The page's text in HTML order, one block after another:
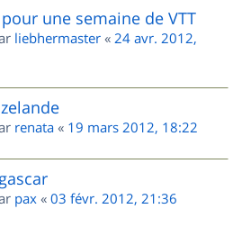
une semaine de VTT
liebhermaster « 24 avr. 2012,
renata « 19 mars 2012, 18:22
pax « 03 févr. 2012, 21:36